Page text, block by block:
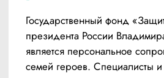
Государственный фонд
президента России
является персональное
семей героев. Специалисты